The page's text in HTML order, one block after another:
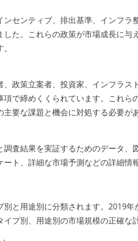
センティブ、排出基準、インフラ
た。これらの政策が市場成長に与
、政策立案者、投資家、インフラ
項で締めくくられています。これら
要な課題と機会に対処する必要が
調査結果を実証するためのデータ、
ト、詳細な市場予測などの詳細情
と用途別に分類されます。2019
プ別、用途別の市場規模の正確な